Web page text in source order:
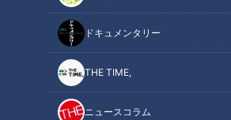
ドキュメンタリー
THE TIME,
ニュースコラム
この記事を見たあなたへのおすすめ